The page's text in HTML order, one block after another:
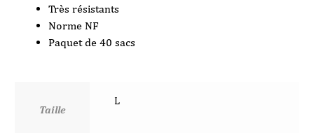
Très résistants
Norme NF
Paquet de 40 sacs
Taille
L